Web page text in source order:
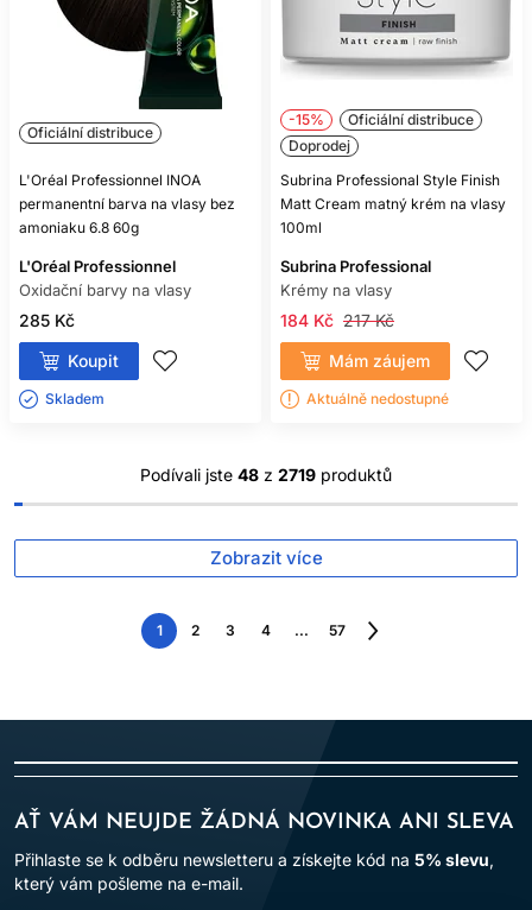
Oficiální distribuce
L'Oréal Professionnel INOA
permanentní barva na vlasy bez
amoniaku 6.8 60g
L'Oréal Professionnel
Oxidační barvy na vlasy
285 Kč
Koupit
Skladem ㅤ
-15%
Oficiální distribuce
Doprodej
Subrina Professional Style Finish
Matt Cream matný krém na vlasy
100ml
Subrina Professional
Krémy na vlasy
217 Kč
184 Kč
Mám záujem
Aktuálně nedostupné
Podívali jste 48 z 2719 produktů
Zobrazit více
1 2 3 4 ... 57
Následující
AŤ VÁM NEUJDE ŽÁDNÁ NOVINKA ANI SLEVA
Přihlaste se k odběru newsletteru a získejte kód na 5% slevu,
který vám pošleme na e-mail.